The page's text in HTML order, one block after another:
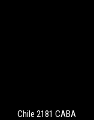
Chile 2181 CABA